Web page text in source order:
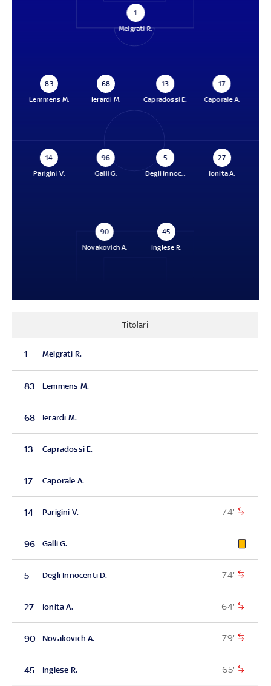
1
Melgrati R.
83
Lemmens M.
68
Ierardi M.
13
Capradossi E.
17
Caporale A.
14
Parigini V.
96
Galli G.
5
Degli Innoc...
27
Ionita A.
90
Novakovich A.
45
Inglese R.
Titolari
1 Melgrati R.
83 Lemmens M.
68 Ierardi M.
13 Capradossi E.
17 Caporale A.
14 Parigini V. 74'
96 Galli G.
5 Degli Innocenti D. 74'
27 Ionita A. 64'
90 Novakovich A. 79'
45 Inglese R. 65'